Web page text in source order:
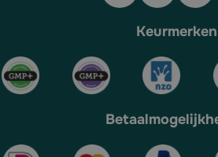
Keurmerken